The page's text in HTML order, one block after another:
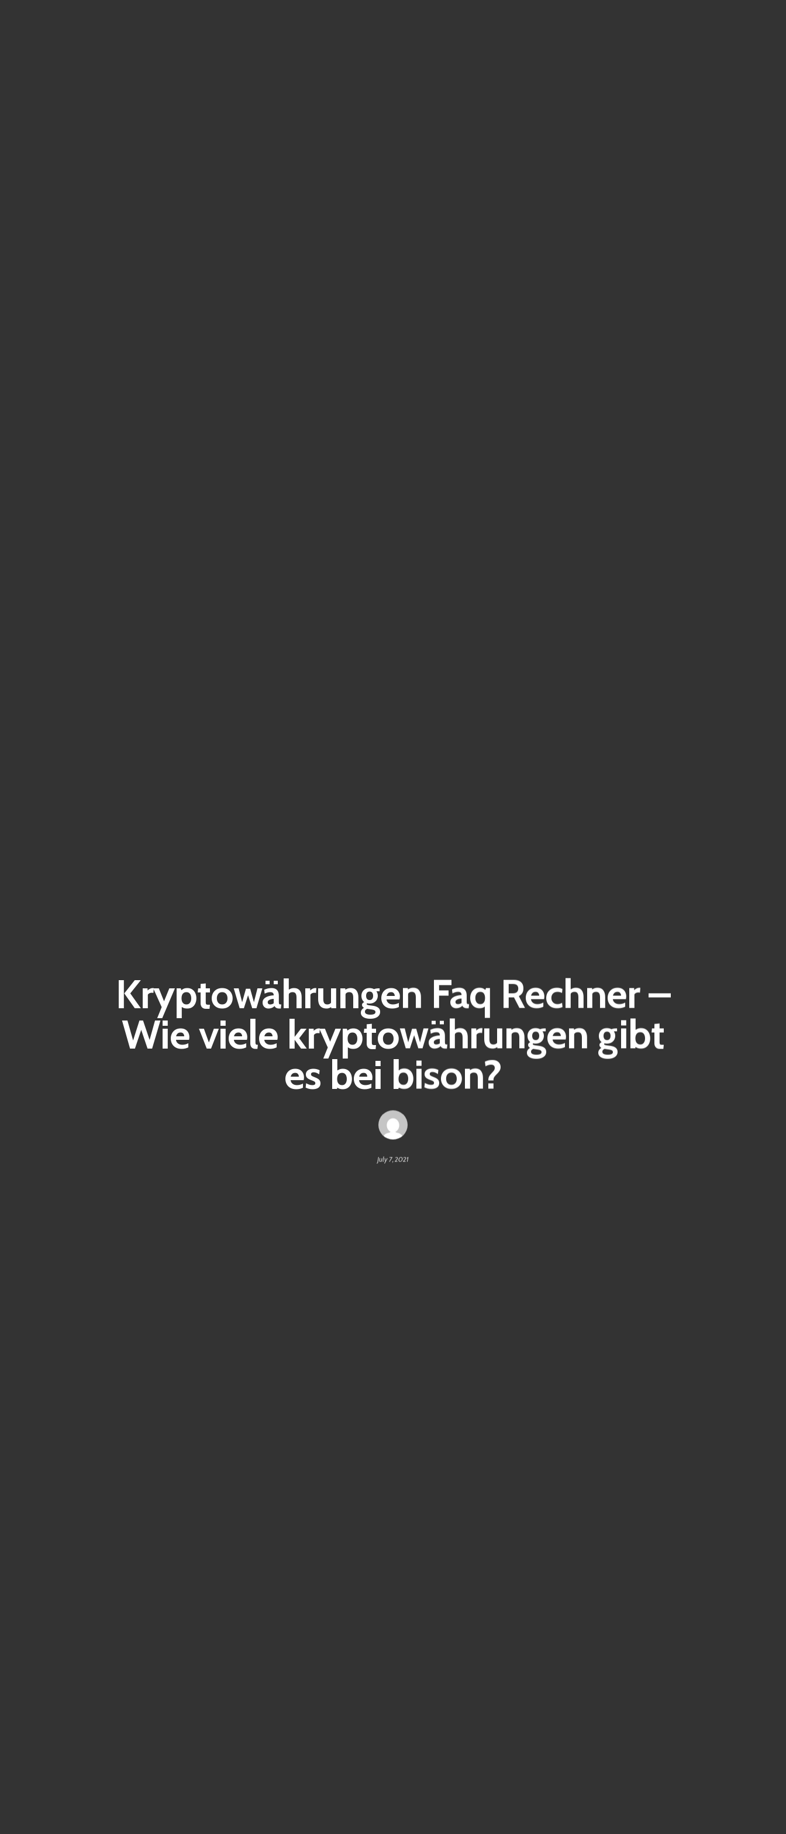
Kryptowährungen Faq Rechner –
Wie viele kryptowährungen gibt
es bei bison?
July 7, 2021